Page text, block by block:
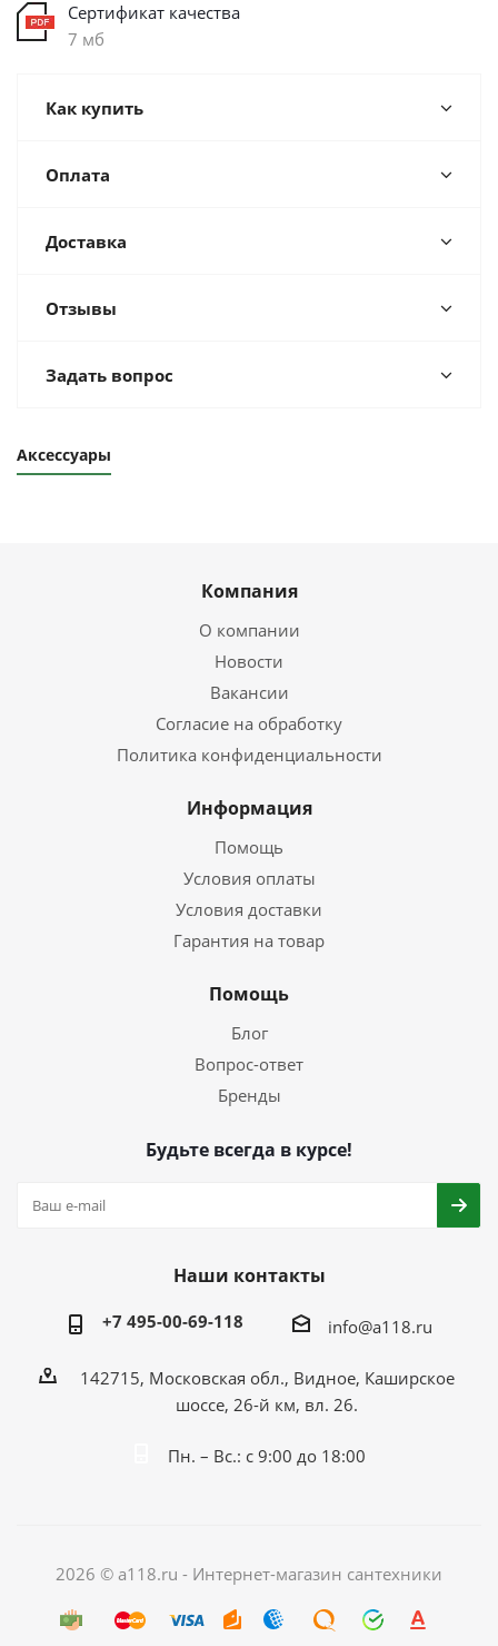
Сертификат качества
7 мб
Как купить
Оплата
Доставка
Отзывы
Задать вопрос
Аксессуары
Компания
О компании
Новости
Вакансии
Согласие на обработку
Политика конфиденциальности
Информация
Помощь
Условия оплаты
Условия доставки
Гарантия на товар
Помощь
Блог
Вопрос-ответ
Бренды
Будьте всегда в курсе!
Наши контакты
+7 495-00-69-118 info@a118.ru
142715, Московская обл., Видное, Каширское
шоссе, 26-й км, вл. 26.
Пн. – Вс.: с 9:00 до 18:00
2026 © a118.ru - Интернет-магазин сантехники